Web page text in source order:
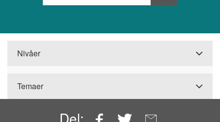
Nivåer
Temaer
Facebook
Twitter